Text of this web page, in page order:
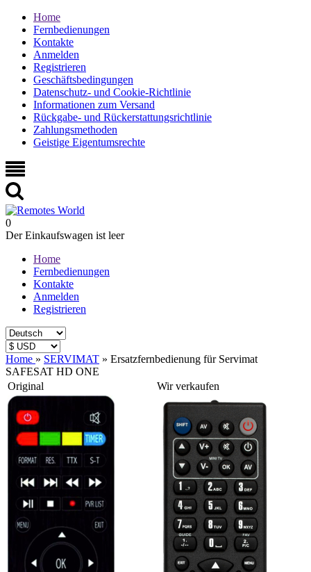
Home
Fernbedienungen
Kontakte
Anmelden
Registrieren
Geschäftsbedingungen
Datenschutz- und Cookie-Richtlinie
Informationen zum Versand
Rückgabe- und Rückerstattungsrichtlinie
Zahlungsmethoden
Geistige Eigentumsrechte
0
Der Einkaufswagen ist leer
Home
Fernbedienungen
Kontakte
Anmelden
Registrieren
Home » SERVIMAT » Ersatzfernbedienung für Servimat
SAFESAT HD ONE
Original
Wir verkaufen